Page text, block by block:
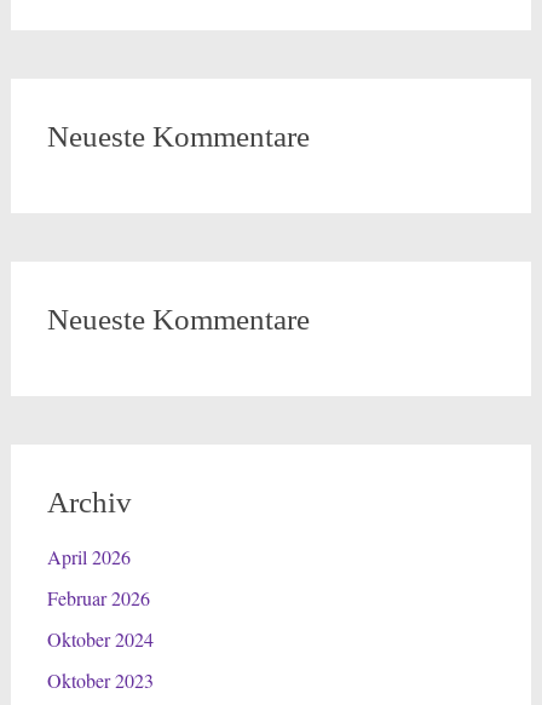
Neueste Kommentare
Neueste Kommentare
Archiv
April 2026
Februar 2026
Oktober 2024
Oktober 2023